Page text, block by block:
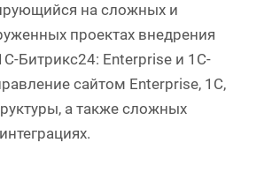
на сложных и
проектах внедрения
Битрикс24: Enterprise и 1C-
сайтом Enterprise, 1С,
а также сложных